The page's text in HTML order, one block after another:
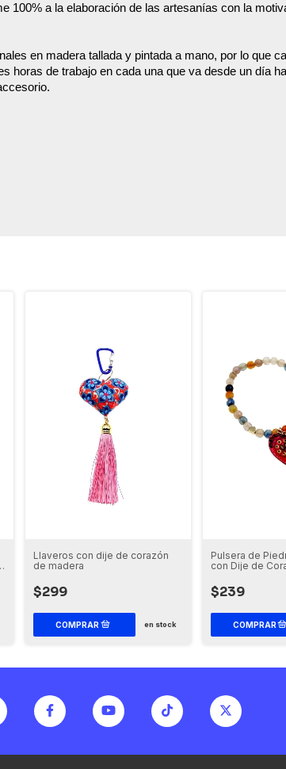
100% a la elaboración de las artesanías con la
en madera tallada y pintada a mano, por lo que
horas de trabajo en cada una que va desde un día
Llaveros con dije de corazón
de madera
$299
en stock
Pulsera de
con Dije de
$239